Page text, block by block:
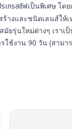
รเกรสซีฟเป็นพิเศษ โด
างและชนิดเลนส์ให้
ยรุ่นใหม่ต่างๆ เรา
ใช้งาน 90 วัน (สาม